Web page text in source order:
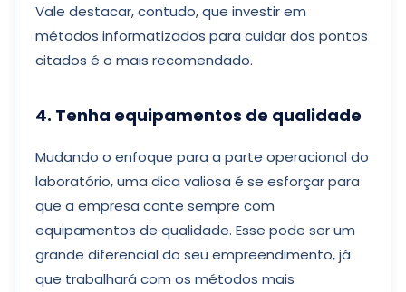
Vale destacar, contudo, que investir em
métodos informatizados para cuidar dos pontos
citados é o mais recomendado.
4. Tenha equipamentos de qualidade
Mudando o enfoque para a parte operacional do
laboratório, uma dica valiosa é se esforçar para
que a empresa conte sempre com
equipamentos de qualidade. Esse pode ser um
grande diferencial do seu empreendimento, já
que trabalhará com os métodos mais